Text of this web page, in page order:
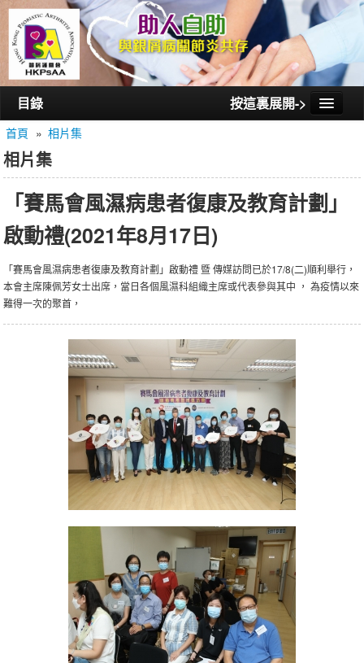
目錄 按這裏展開->
首頁
認識銀屑護關會
認識銀屑關節炎
活動/講座
會員通訊
相片集
首頁 » 相片集
相片集
「賽馬會風濕病患者復康及教育計劃」
啟動禮(2021年8月17日)
「賽馬會風濕病患者復康及教育計劃」啟動禮 暨 傳媒訪問已於17/8(二)順利舉行，
本會主席陳佩芳女士出席，當日各個風濕科組織主席或代表參與其中 ， 為疫情以來
難得一次的聚首，